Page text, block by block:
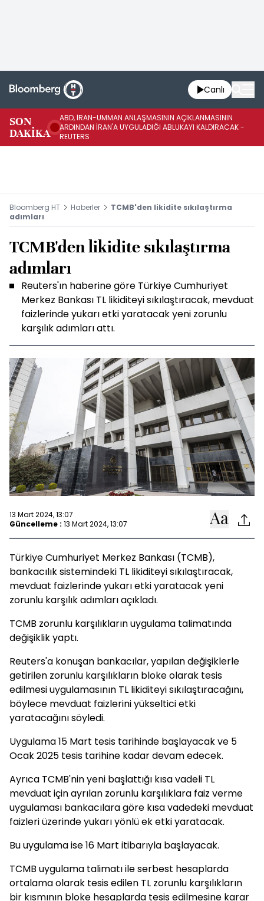
Canlı
SON
DAKİKA
ABD, İRAN-UMMAN ANLAŞMASININ AÇIKLANMASININ
ARDINDAN İRAN'A UYGULADIĞI ABLUKAYI KALDIRACAK -
REUTERS
Bloomberg HT Haberler
TCMB'den likidite sıkılaştırma
adımları
TCMB'den likidite sıkılaştırma
adımları
Reuters'ın haberine göre Türkiye Cumhuriyet
Merkez Bankası TL likiditeyi sıkılaştıracak, mevduat
faizlerinde yukarı etki yaratacak yeni zorunlu
karşılık adımları attı.
13 Mart 2024, 13:07
Güncelleme : 13 Mart 2024, 13:07
Türkiye Cumhuriyet Merkez Bankası (TCMB),
bankacılık sistemindeki TL likiditeyi sıkılaştıracak,
mevduat faizlerinde yukarı etki yaratacak yeni
zorunlu karşılık adımları açıkladı.
TCMB zorunlu karşılıkların uygulama talimatında
değişiklik yaptı.
Reuters'a konuşan bankacılar, yapılan değişiklerle
getirilen zorunlu karşılıkların bloke olarak tesis
edilmesi uygulamasının TL likiditeyi sıkılaştıracağını,
böylece mevduat faizlerini yükseltici etki
yaratacağını söyledi.
Uygulama 15 Mart tesis tarihinde başlayacak ve 5
Ocak 2025 tesis tarihine kadar devam edecek.
Ayrıca TCMB'nin yeni başlattığı kısa vadeli TL
mevduat için ayrılan zorunlu karşılıklara faiz verme
uygulaması bankacılara göre kısa vadedeki mevduat
faizleri üzerinde yukarı yönlü ek etki yaratacak.
Bu uygulama ise 16 Mart itibarıyla başlayacak.
TCMB uygulama talimatı ile serbest hesaplarda
ortalama olarak tesis edilen TL zorunlu karşılıkların
bir kısmının bloke hesaplarda tesis edilmesine karar